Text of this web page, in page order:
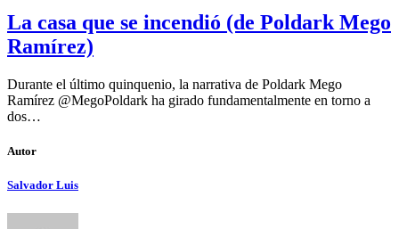
La casa que se incendió (de Poldark Mego
Ramírez)
Durante el último quinquenio, la narrativa de Poldark Mego
Ramírez @MegoPoldark ha girado fundamentalmente en torno a
dos…
Autor
Salvador Luis